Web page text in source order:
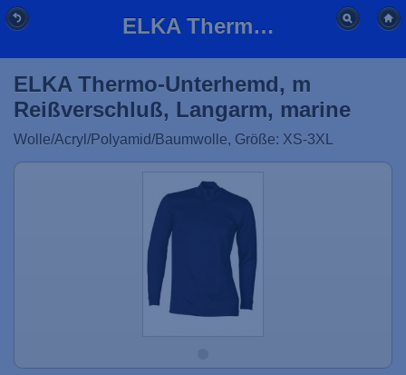
ELKA Thermo-Unterhemd, m Reißverschluß, Langarm, marine
ELKA Thermo-Unterhemd, m
Reißverschluß, Langarm, marine
Wolle/Acryl/Polyamid/Baumwolle, Größe: XS-3XL